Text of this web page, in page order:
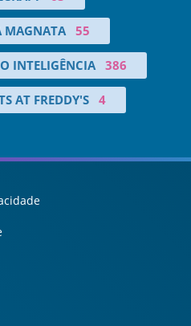
MAGNATA 55
INTELIGÊNCIA 386
AT FREDDY'S 4